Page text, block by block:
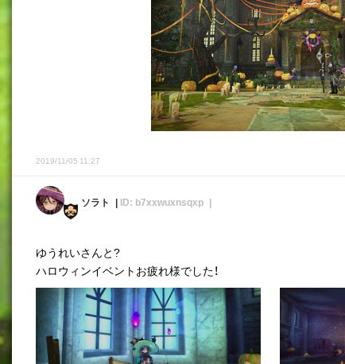
2019/11/05 11:27
ソラト ID: b7xxwuxnsqxp
ゆうれいさんと?
ハロウィンイベントお疲れ様でした！